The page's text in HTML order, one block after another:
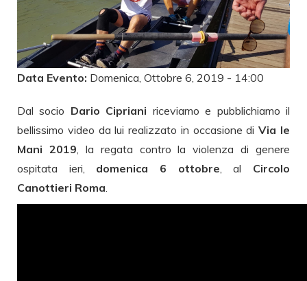
Data Evento: Domenica, Ottobre 6, 2019 - 14:00
Dal socio Dario Cipriani riceviamo e pubblichiamo il
bellissimo video da lui realizzato in occasione diVia le
Mani 2019 , la regata contro la violenza di genere
ospitata ieri, domenica 6 ottobre , al Circolo
Canottieri Roma